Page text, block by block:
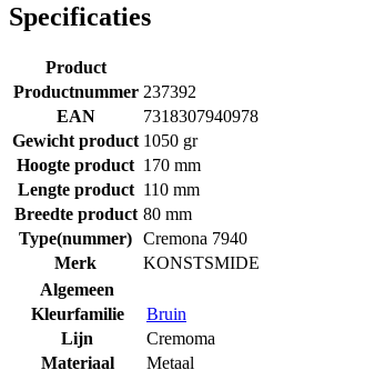
Specificaties
Product
Productnummer 237392
EAN
7318307940978
Gewicht product 1050 gr
Hoogte product 170 mm
Lengte product 110 mm
Breedte product 80 mm
Type(nummer) Cremona 7940
Merk
KONSTSMIDE
Algemeen
Kleurfamilie
Bruin
Lijn
Cremoma
Materiaal
Metaal